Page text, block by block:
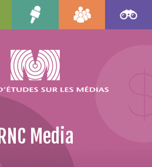
RNC Media